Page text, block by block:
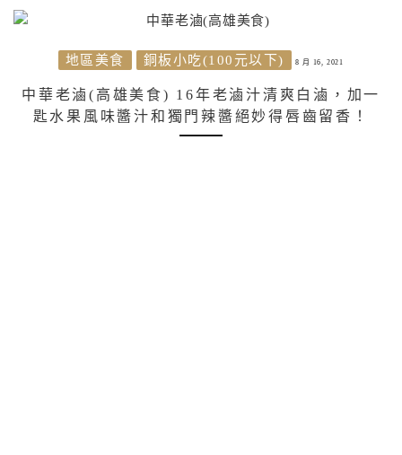
地區美食 銅板小吃(100元以下) 8 月 16, 2021
中華老滷(高雄美食) 16年老滷汁清爽白滷，加一
匙水果風味醬汁和獨門辣醬絕妙得唇齒留香！